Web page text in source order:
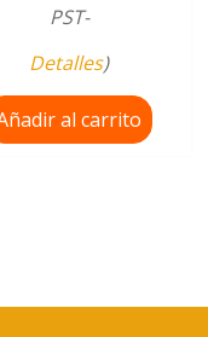
PST-
Detalles)
al carrito